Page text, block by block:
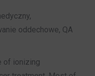
oddechowe, QA
of ionizing